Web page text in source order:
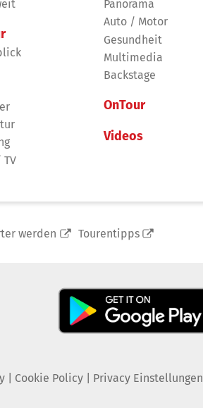
Panorama
Auto / Motor
Gesundheit
Multimedia
Backstage
OnTour
Videos
werden Tourentipps
| Cookie Policy| Privacy Einstellungen